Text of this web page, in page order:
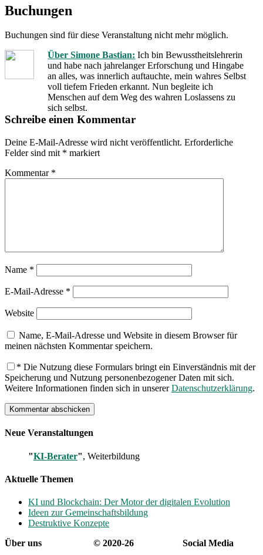
Buchungen
Buchungen sind für diese Veranstaltung nicht mehr möglich.
Über Simone Bastian: Ich bin Bewusstheitslehrerin
und habe nach jahrelanger Erforschung und Hingabe
an alles, was innerlich auftauchte, mein wahres Selbst
voll tiefem Frieden erkannt. Nun begleite ich
Menschen auf dem Weg des wahren Loslassens zu
sich selbst.
Schreibe einen Kommentar
Deine E-Mail-Adresse wird nicht veröffentlicht. Erforderliche
Felder sind mit * markiert
Kommentar *
Name *
E-Mail-Adresse *
Website
Name, E-Mail-Adresse und Website in diesem Browser für
meinen nächsten Kommentar speichern.
* Die Nutzung diese Formulars bringt ein Einverständnis mit der
Speicherung und Nutzung personenbezogener Daten mit sich.
Weitere Informationen finden sich in unsererDatenschutzerklärung.
Neue Veranstaltungen
"KI-Berater", Weiterbildung
Aktuelle Themen
KI und Blockchain: Der Motor der digitalen Evolution
Ideen zur Gemeinschaftsbildung
Destruktive Konzepte
Über uns
© 2020-26 Social Media